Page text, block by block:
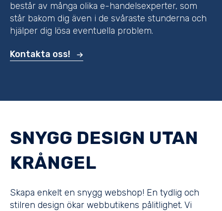
består av många olika e-handelsexperter, som
står bakom dig även i de svåraste stunderna och
hjälper dig lösa eventuella problem.
Kontakta oss!
SNYGG DESIGN UTAN
KRÅNGEL
Skapa enkelt en snygg webshop! En tydlig och
stilren design ökar webbutikens pålitlighet. Vi